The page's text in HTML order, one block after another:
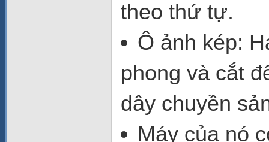
theo thứ tự.
Ô ảnh kép:
phong và cắt
dây chuyền
Máy của nó